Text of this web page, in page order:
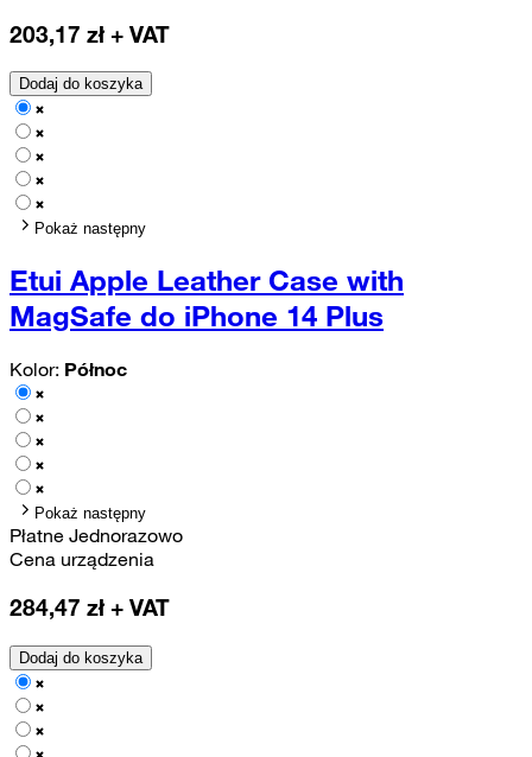
203,17 zł + VAT
Dodaj do koszyka
Pokaż następny
Etui Apple Leather Case with
MagSafe do iPhone 14 Plus
Kolor: Północ
Pokaż następny
Płatne Jednorazowo
Cena urządzenia
284,47 zł + VAT
Dodaj do koszyka